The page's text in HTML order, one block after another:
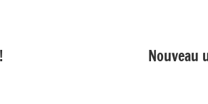
Nouveau